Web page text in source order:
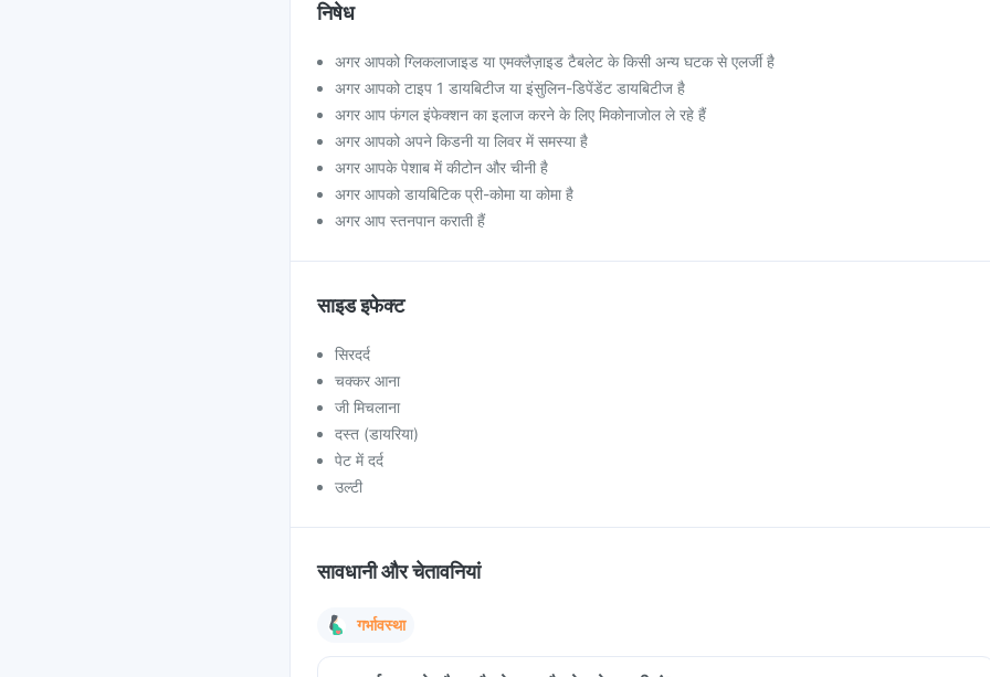
निषेध
अगर आपको ग्लिकलाजाइड या एमक्लैज़ाइड टैबलेट के किसी अन्य घटक से एलर्जी है
अगर आपको टाइप 1 डायबिटीज या इंसुलिन-डिपेंडेंट डायबिटीज है
अगर आप फंगल इंफेक्शन का इलाज करने के लिए मिकोनाजोल ले रहे हैं
अगर आपको अपने किडनी या लिवर में समस्या है
अगर आपके पेशाब में कीटोन और चीनी है
अगर आपको डायबिटिक प्री-कोमा या कोमा है
अगर आप स्तनपान कराती हैं
साइड इफेक्ट
सिरदर्द
चक्कर आना
जी मिचलाना
दस्त (डायरिया)
पेट में दर्द
उल्टी
सावधानी और चेतावनियां
गर्भावस्था